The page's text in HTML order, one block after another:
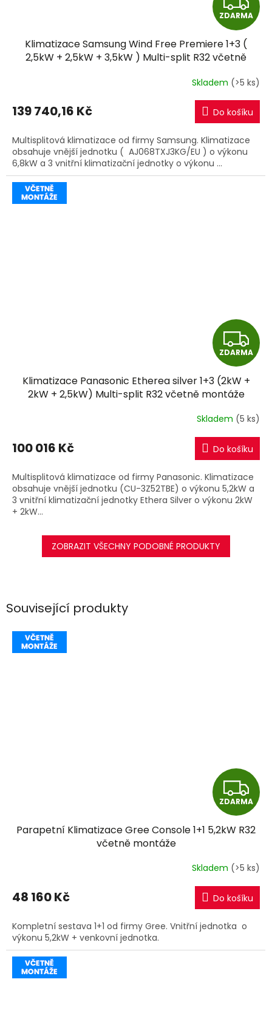
Související produkty
Z
D
A
R
M
A
ZDARMA
Parapetní Klimatizace Gree Console 1+1 5,2kW R32
včetně montáže
Skladem (>5 ks)
48 160 Kč Do košíku
Kompletní sestava 1+1 od firmy Gree. Vnitřní jednotka o
výkonu 5,2kW + venkovní jednotka.
D
R
M
A
ZDARMA
Klimatizace Samsung Wind Free Premiere 1+3 (
2,5kW + 2,5kW + 3,5kW ) Multi-split R32 včetně
Skladem (>5 ks)
139 740,16 Kč Do košíku
Multisplitová klimatizace od firmy Samsung. Klimatizace
obsahuje vnější jednotku ( AJ068TXJ3KG/EU ) o výkonu
6,8kW a 3 vnitřní klimatizační jednotky o výkonu ...
Z
D
A
R
M
A
ZDARMA
Klimatizace Panasonic Etherea silver 1+3 (2kW +
2kW + 2,5kW) Multi-split R32 včetně montáže
Skladem (5 ks)
100 016 Kč Do košíku
Multisplitová klimatizace od firmy Panasonic. Klimatizace
obsahuje vnější jednotku (CU-3Z52TBE) o výkonu 5,2kW a
3 vnitřní klimatizační jednotky Ethera Silver o výkonu 2kW
+ 2kW...
ZOBRAZIT VŠECHNY PODOBNÉ PRODUKTY